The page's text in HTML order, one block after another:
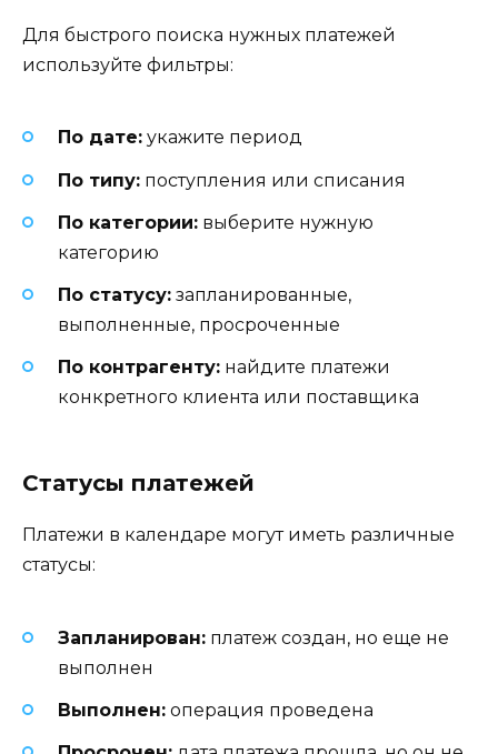
Для быстрого поиска нужных платежей
используйте фильтры:
По дате: укажите период
По типу: поступления или списания
По категории: выберите нужную
категорию
По статусу: запланированные,
выполненные, просроченные
По контрагенту: найдите платежи
конкретного клиента или поставщика
Статусы платежей
Платежи в календаре могут иметь различные
статусы:
Запланирован: платеж создан, но еще не
выполнен
Выполнен: операция проведена